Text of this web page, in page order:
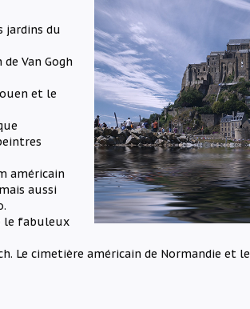
jardins du
Van Gogh
et le
américain
aussi
le fabuleux
Le cimetière américain de Normandie et